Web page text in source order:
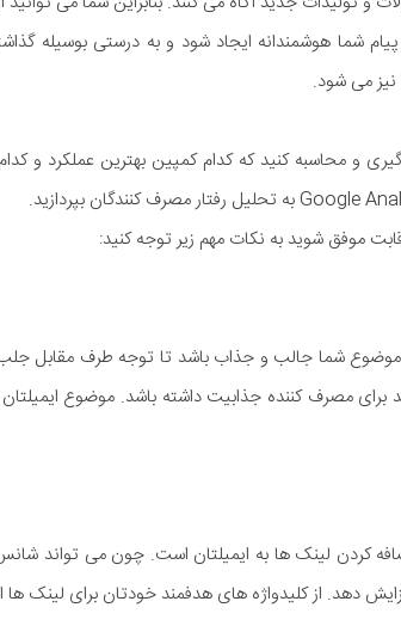
پیام شما هوشمندانه ایجاد شود و به درستی بوسیله
می شود.
گیری و محاسبه کنید که کدام کمپین بهترین عملکرد و
موفق شوید به نکات مهم زیر توجه کنید:
موضوع شما جالب و جذاب باشد تا توجه طرف مقابل
برای مصرف کننده جذابیت داشته باشد. موضوع
کردن لینک ها به ایمیلتان است. چون می تواند
دهد. از کلیدواژه های هدفمند خودتان برای لینک ها